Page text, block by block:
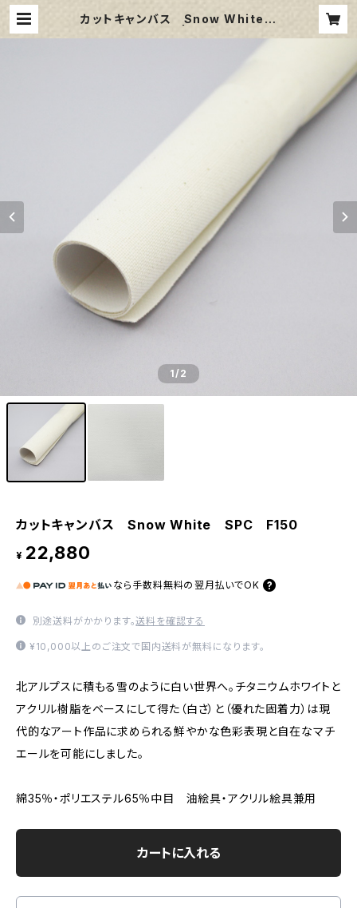
カットキャンバス Snow White
1/2
カットキャンバス Snow White SPC F150
¥ 22,880
なら 手数料無料の 翌月払いでOK
別途送料がかかります。送料を確認する
¥10,000以上のご注文で国内送料が無料になります。
北アルプスに積もる雪のように白い世界へ。チタニウムホワイトと
アクリル樹脂をベースにして得た（白さ）と（優れた固着力）は現
代的なアート作品に求められる鮮やかな色彩表現と自在なマチ
エールを可能にしました。
綿35％・ポリエステル65％中目 油絵具・アクリル絵具兼用
カートに入れる